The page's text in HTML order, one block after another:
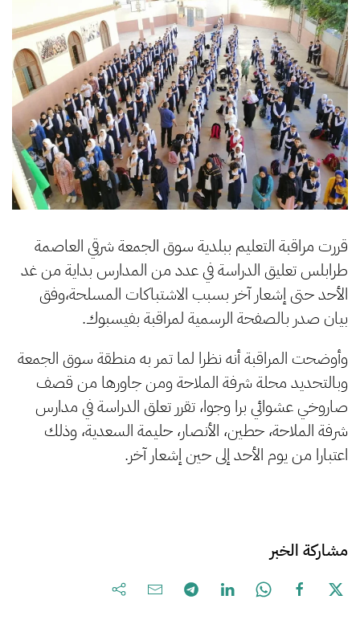
قررت مراقبة التعليم ببلدية سوق الجمعة شرقي العاصمة
طرابلس تعليق الدراسة في عدد من المدارس بداية من غد
الأحد حتى إشعار آخر بسبب الاشتباكات المسلحة،وفق
بيان صدر بالصفحة الرسمية لمراقبة بفيسبوك.
وأوضحت المراقبة أنه نظرا لما تمر به منطقة سوق الجمعة
وبالتحديد محلة شرفة الملاحة ومن جاورها من قصف
صاروخي عشوائي برا وجوا، تقرر تعلق الدراسة في مدارس
شرفة الملاحة، حطين، الأنصار، حليمة السعدية، وذلك
اعتبارا من يوم الأحد إلى حين إشعار آخر.
مشاركة الخبر